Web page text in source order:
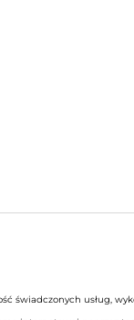
świadczonych usług,